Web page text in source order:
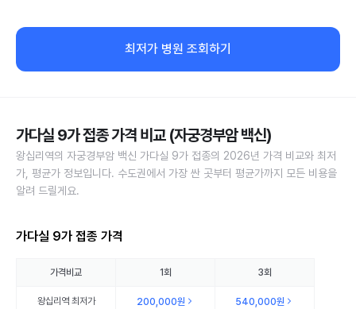
최저가 병원 조회하기
가다실 9가 접종 가격 비교 (자궁경부암 백신)
왕십리역의 자궁경부암 백신 가다실 9가 접종의 2026년 가격 비교와 최저
가, 평균가 정보입니다. 수도권에서 가장 싼 곳부터 평균가까지 모든 비용을
알려 드릴게요.
가다실 9가 접종 가격
가격비교 1회 3회
왕십리역최저가 200,000원 540,000원